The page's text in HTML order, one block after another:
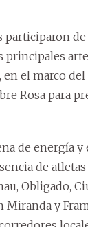
participaron
principales
en el marco
Rosa para
de energía y
de
Obligado,
Miranda y